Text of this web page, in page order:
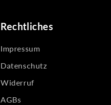
Rechtliches
Impressum
Datenschutz
Widerruf
AGBs